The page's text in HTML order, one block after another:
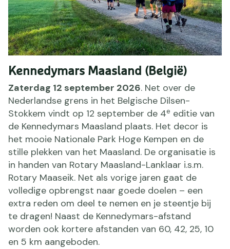
Kennedymars Maasland (België)
Zaterdag 12 september 2026. Net over de
Nederlandse grens in het Belgische Dilsen-
Stokkem vindt op 12 september de 4e editie van
de Kennedymars Maasland plaats. Het decor is
het mooie Nationale Park Hoge Kempen en de
stille plekken van het Maasland. De organisatie is
in handen van Rotary Maasland-Lanklaar i.s.m.
Rotary Maaseik. Net als vorige jaren gaat de
volledige opbrengst naar goede doelen – een
extra reden om deel te nemen en je steentje bij
te dragen! Naast de Kennedymars-afstand
worden ook kortere afstanden van 60, 42, 25, 10
en 5 km aangeboden.